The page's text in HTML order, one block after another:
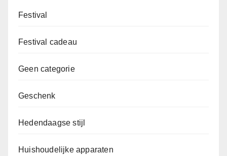
Festival
Festival cadeau
Geen categorie
Geschenk
Hedendaagse stijl
Huishoudelijke apparaten